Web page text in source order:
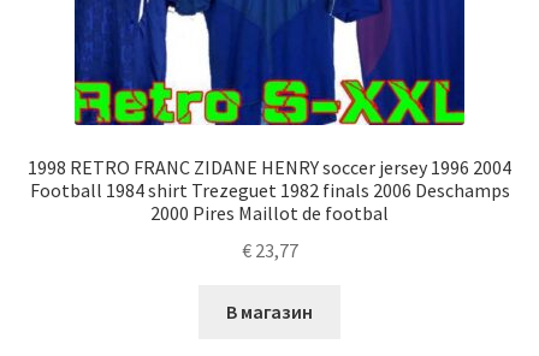
1998 RETRO FRANC ZIDANE HENRY soccer jersey 1996 2004
Football 1984 shirt Trezeguet 1982 finals 2006 Deschamps
2000 Pires Maillot de footbal
€23,77
В магазин